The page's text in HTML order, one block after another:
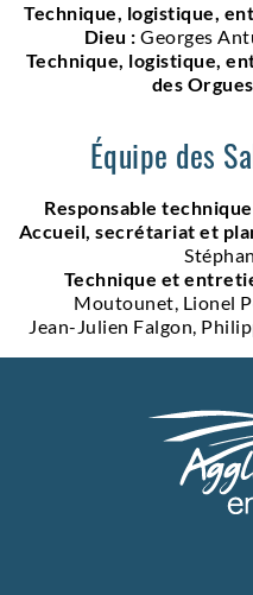
Technique, logistique,
Dieu : Georges
Technique, logistique,
des
Équipe des
Responsable
Accueil, secrétariat et
Technique et
Moutounet, Lionel
Jean-Julien Falgon,